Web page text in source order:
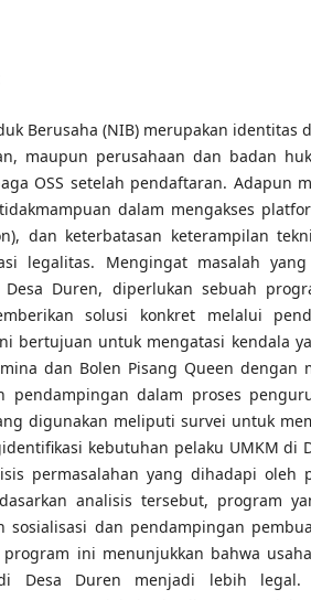
Berusaha (NIB) merupakan identitas
maupun perusahaan dan badan
OSS setelah pendaftaran. Adapun
dalam mengakses
dan keterbatasan keterampilan
legalitas. Mengingat masalah
Desa Duren, diperlukan sebuah
solusi konkret melalui
bertujuan untuk mengatasi kendala
dan Bolen Pisang Queen dengan
pendampingan dalam proses
digunakan meliputi survei untuk
kebutuhan pelaku UMKM di
permasalahan yang dihadapi oleh
analisis tersebut, program
sosialisasi dan pendampingan
ini menunjukkan bahwa
Desa Duren menjadi lebih legal.